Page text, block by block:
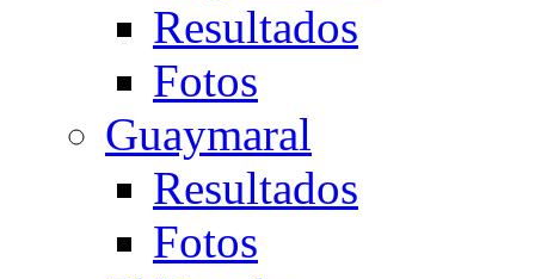
Resultados
Fotos
Guaymaral
Resultados
Fotos